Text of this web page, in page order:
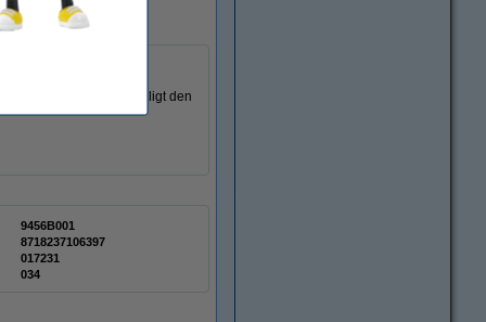
som är certifierad enligt den
9456B001
8718237106397
017231
034